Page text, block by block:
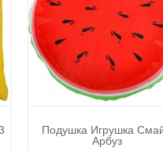
Подушка Игрушка
Арбуз